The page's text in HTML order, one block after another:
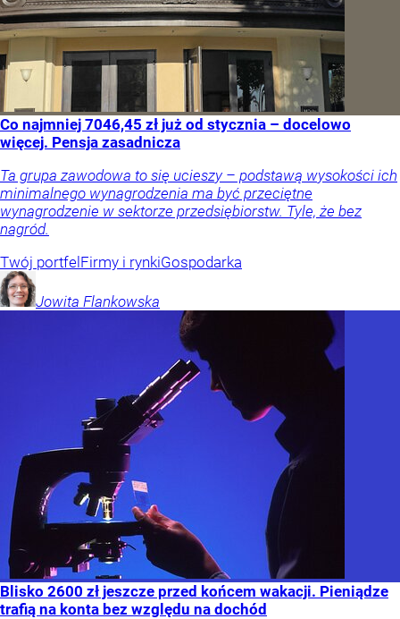
Co najmniej 7046,45 zł już od stycznia – docelowo
więcej. Pensja zasadnicza
Ta grupa zawodowa to się ucieszy – podstawą wysokości ich
minimalnego wynagrodzenia ma być przeciętne
wynagrodzenie w sektorze przedsiębiorstw. Tyle, że bez
nagród.
Twój portfelFirmy i rynkiGospodarka
Jowita Flankowska
Blisko 2600 zł jeszcze przed końcem wakacji. Pieniądze
trafią na konta bez względu na dochód